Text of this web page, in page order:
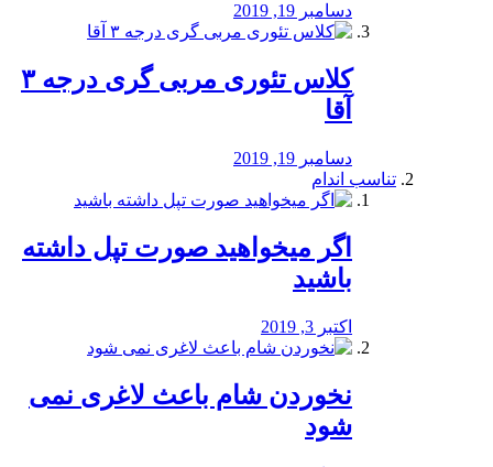
دسامبر 19, 2019
کلاس تئوری مربی گری درجه ۳
آقا
دسامبر 19, 2019
تناسب اندام
اگر میخواهید صورت تپل داشته
باشید
اکتبر 3, 2019
نخوردن شام باعث لاغری نمی
‌شود